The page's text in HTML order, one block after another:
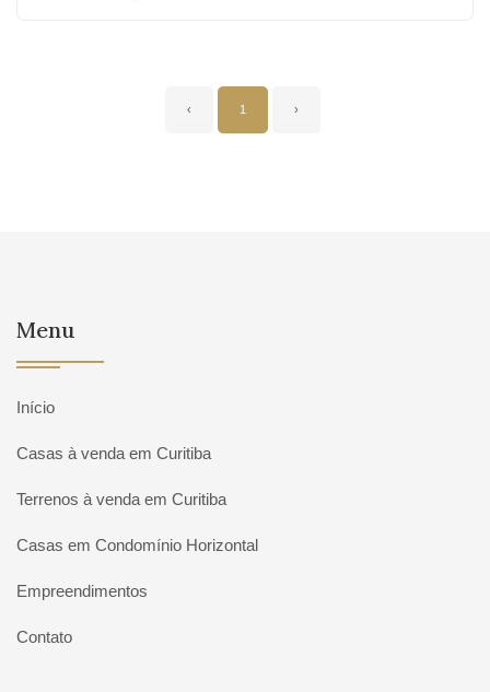
‹ 1 ›
Menu
Início
Casas à venda em Curitiba
Terrenos à venda em Curitiba
Casas em Condomínio Horizontal
Empreendimentos
Contato